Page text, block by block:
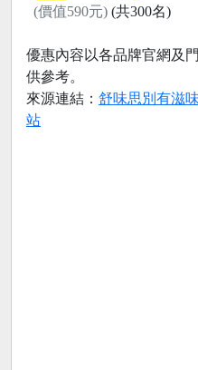
(價值590元) (共300名)
優惠內容以各品牌官網及
供參考。
來源連結： 舒味思別有滋
站